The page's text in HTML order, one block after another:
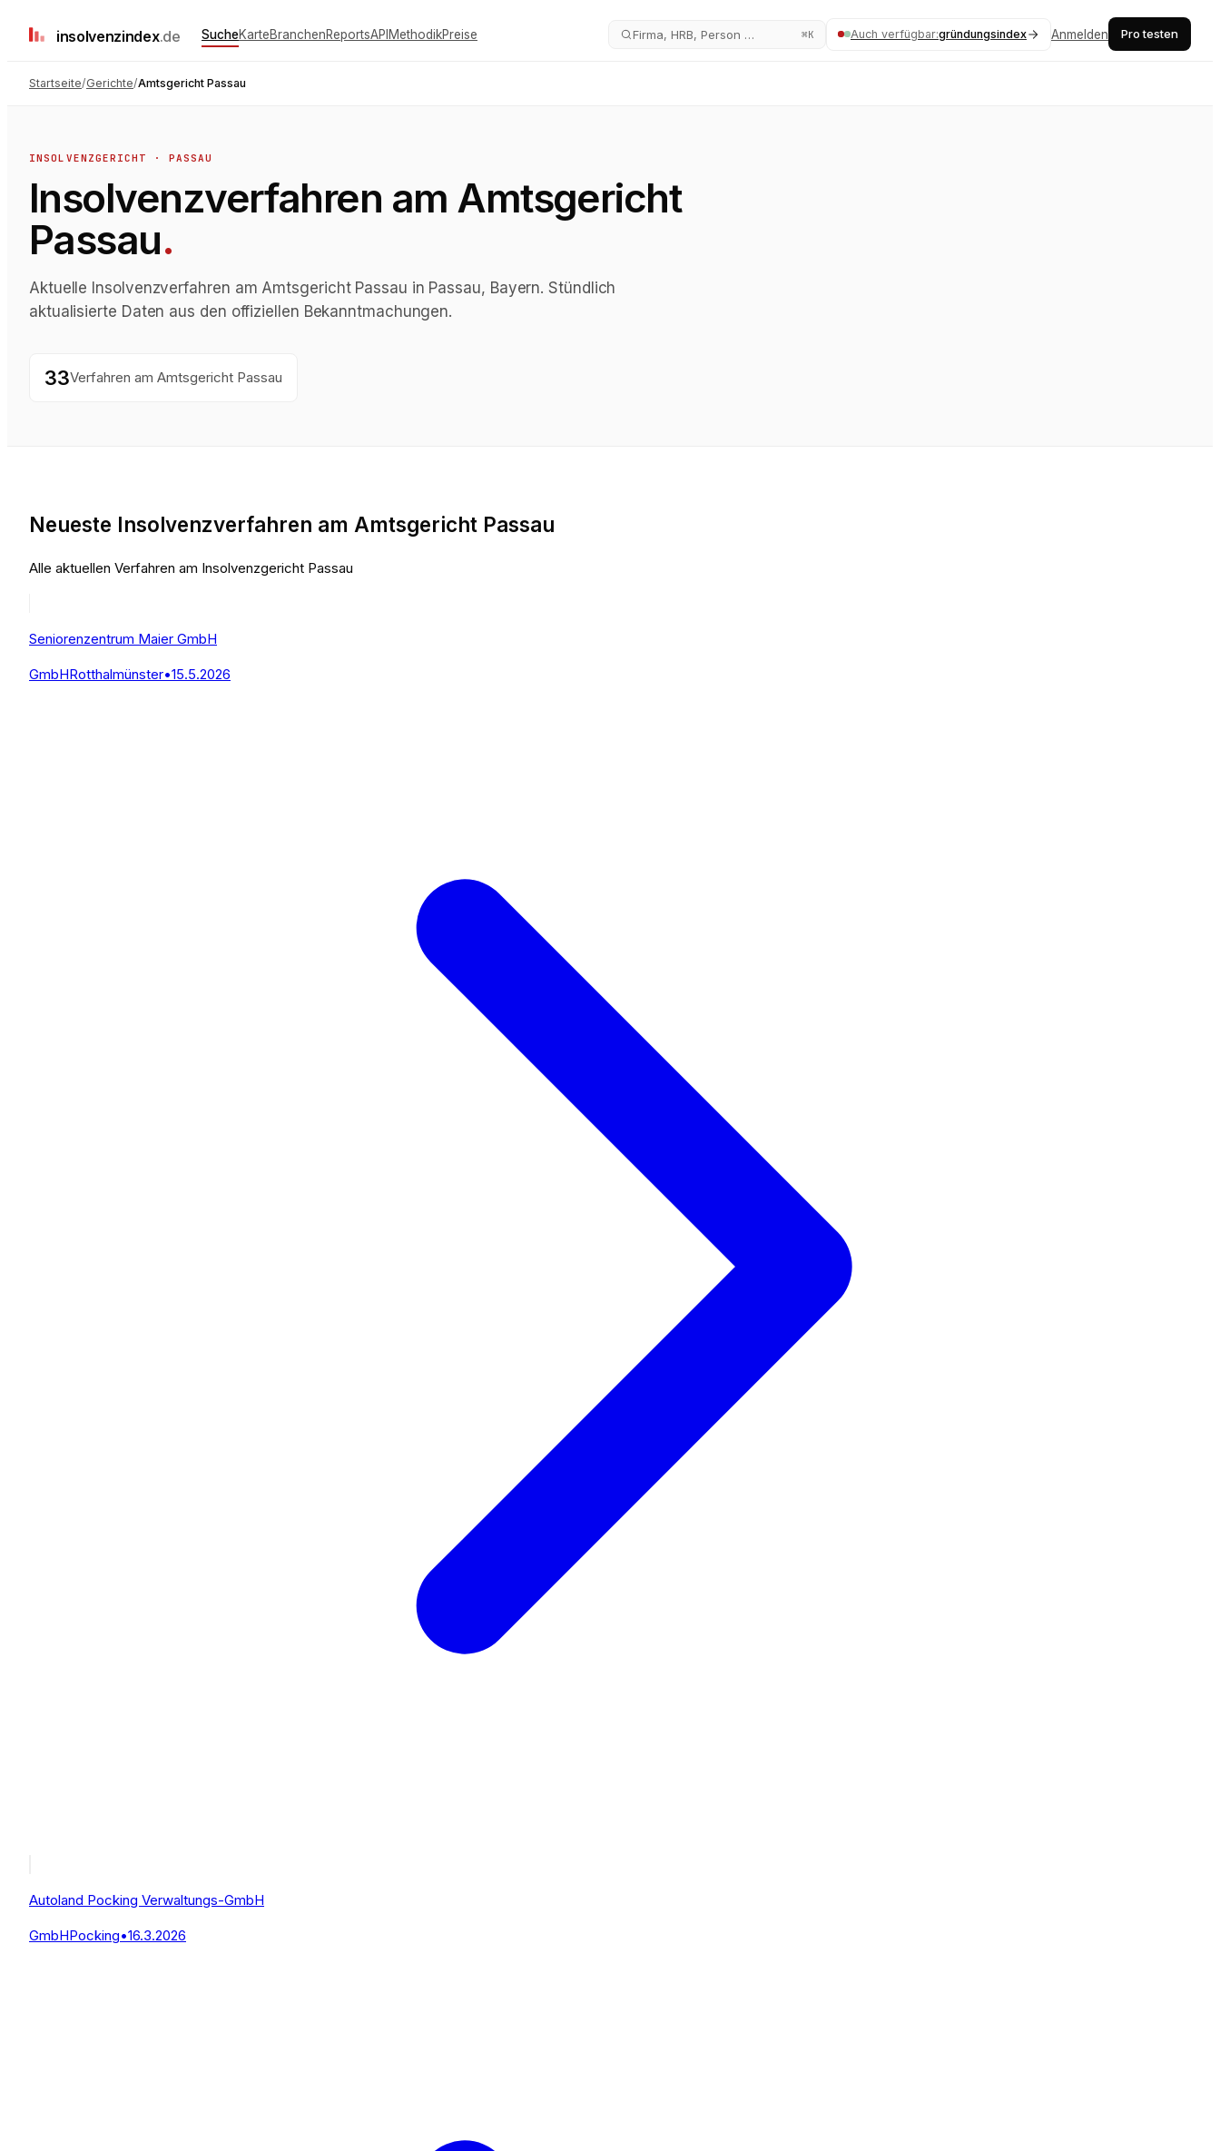
insolvenzindex.de SucheKarteBranchenReportsAPIMethodikPreise Firma, HRB, Person … ⌘K Auch verfügbar:gründungsindex Anmelden Pro testen
Startseite/Gerichte/Amtsgericht Passau
INSOLVENZGERICHT · PASSAU
Insolvenzverfahren am Amtsgericht
Passau.
Aktuelle Insolvenzverfahren am Amtsgericht Passau in Passau, Bayern. Stündlich
aktualisierte Daten aus den offiziellen Bekanntmachungen.
33Verfahren am Amtsgericht Passau
Neueste Insolvenzverfahren am Amtsgericht Passau
Alle aktuellen Verfahren am Insolvenzgericht Passau
Seniorenzentrum Maier GmbH
GmbHRotthalmünster•15.5.2026
Autoland Pocking Verwaltungs-GmbH
GmbHPocking•16.3.2026